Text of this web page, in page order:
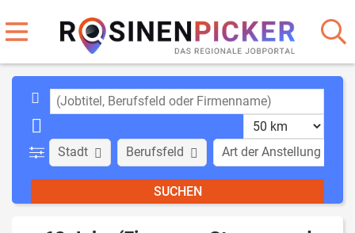
Stadt Art der Anstellung
Berufsfeld